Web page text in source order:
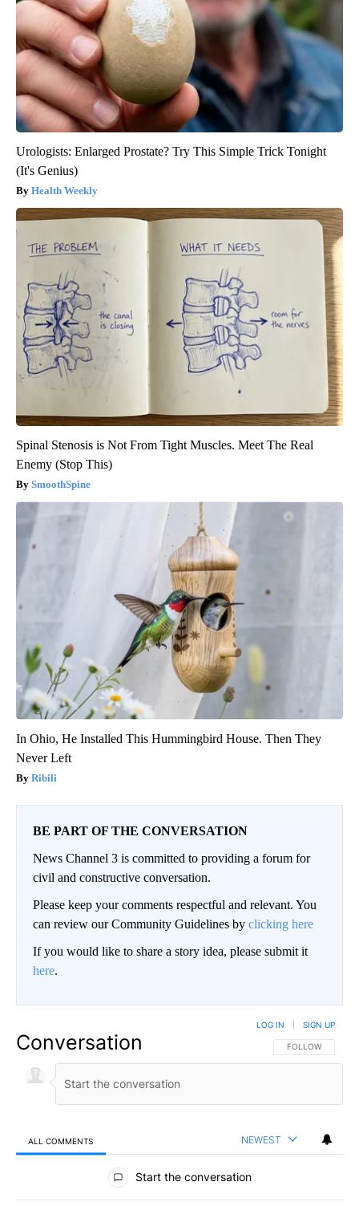
Urologists: Enlarged Prostate? Try This Simple Trick Tonight
(It's Genius)
Health Weekly
Spinal Stenosis is Not From Tight Muscles. Meet The Real
Enemy (Stop This)
SmoothSpine
In Ohio, He Installed This Hummingbird House. Then They
Never Left
Ribili
BE PART OF THE CONVERSATION
News Channel 3 is committed to providing a forum for
civil and constructive conversation.
Please keep your comments respectful and relevant. You
can review our Community Guidelines by clicking here
If you would like to share a story idea, please submit it
here.
Conversation FOLLOW THIS
FOLLOW
LOG IN SIGN UP
ALL COMMENTS NEWEST
All Comments
Start the conversation